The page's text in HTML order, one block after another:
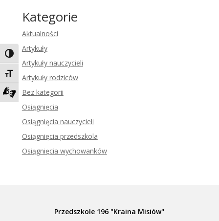
Toggle High Contrast
Toggle Font size
Zadzwoń do tłumacza języka migowego
Kategorie
Aktualności
Artykuły
Artykuły nauczycieli
Artykuły rodziców
Bez kategorii
Osiągnięcia
Osiągnięcia nauczycieli
Osiągnięcia przedszkola
Osiągnięcia wychowanków
Przedszkole 196 "Kraina Misiów"